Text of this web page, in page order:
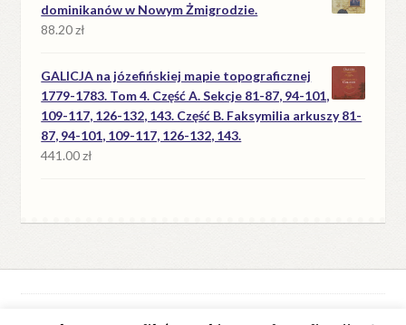
dominikanów w Nowym Żmigrodzie.
88.20zł
GALICJA na józefińskiej mapie topograficznej
1779-1783. Tom 4. Część A. Sekcje 81-87, 94-101,
109-117, 126-132, 143. Część B. Faksymilia arkuszy 81-
87, 94-101, 109-117, 126-132, 143.
441.00zł